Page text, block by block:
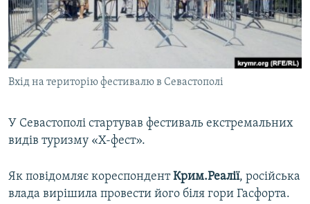
ВІДЕОУРОКИ «ELIFBE»
СВІДЧЕННЯ ОКУПАЦІЇ
УКРАЇНСЬКА ПРОБЛЕМА КРИМУ
ІНФОГРАФІКА
Русский
Qırımtatar
ДОЛУЧАЙСЯ!
Усі сайти RFE/RL
Вхід на територію фестивалю в Севастополі
У Севастополі стартував фестиваль екстремальних
видів туризму «Х-фест».
Як повідомляє кореспондентКрим.Реалії, російська
влада вирішила провести його біля гори Гасфорта.